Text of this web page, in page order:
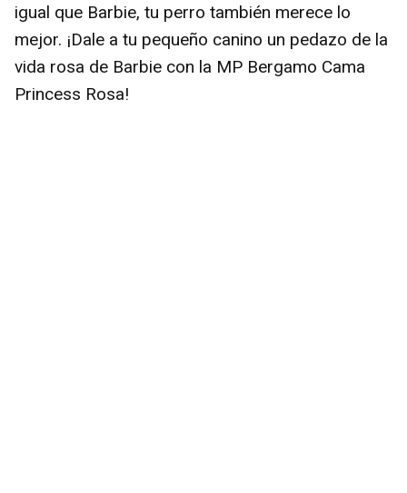
igual que Barbie, tu perro también merece lo
mejor. ¡Dale a tu pequeño canino un pedazo de la
vida rosa de Barbie con la MP Bergamo Cama
Princess Rosa!